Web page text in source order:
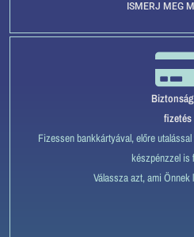
ISMERJ MEG
fizetés
Fizessen bankkártyával, előre
készpénzzel is
Válassza azt, ami Önnek